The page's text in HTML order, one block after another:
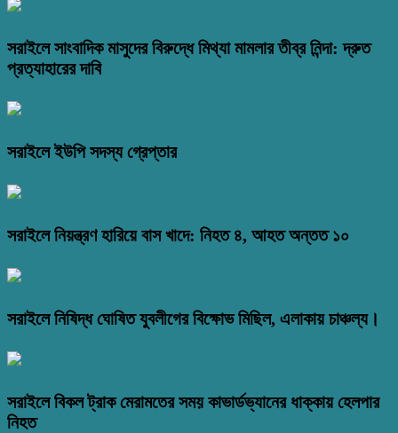
সরাইলে সাংবাদিক মাসুদের বিরুদ্ধে মিথ্যা মামলার তীব্র নিন্দা: দ্রুত
প্রত্যাহারের দাবি
সরাইলে ইউপি সদস্য গ্রেপ্তার
সরাইলে নিয়ন্ত্রণ হারিয়ে বাস খাদে: নিহত ৪, আহত অন্তত ১০
সরাইলে নিষিদ্ধ ঘোষিত যুবলীগের বিক্ষোভ মিছিল, এলাকায় চাঞ্চল্য।
সরাইলে বিকল ট্রাক মেরামতের সময় কাভার্ডভ্যানের ধাক্কায় হেলপার
নিহত